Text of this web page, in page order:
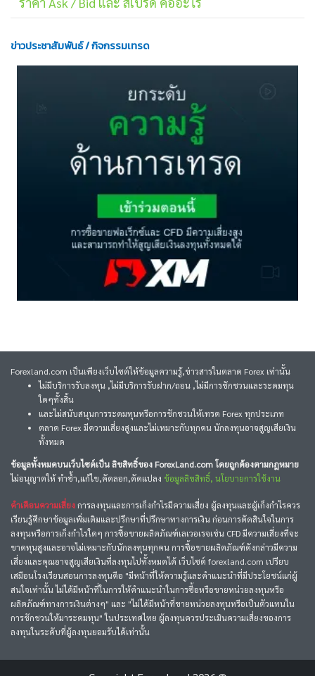
ข่าวประชาสัมพันธ์ / กิจกรรมเทรด
Forexland.com เป็นเพียงเว็บไซต์ให้ข้อมูลความรู้,ข่าวสารในตลาด Forex เท่านั้น
ไม่มีบริการรับลงทุน ,ไม่มีบริการรับฝาก/ถอน ,ไม่มีการชักชวนและระดมทุน
ใดๆทั้งสิ้น
และไม่สนับสนุนการระดมทุนหรือการชักชวนให้เทรด Forex ทุกประเภท
ตลาด Forex มีความเสี่ยงสูงและไม่เหมาะกับทุกคน นักลงทุนอาจสูญเสียเงิน
ทั้งหมด
ข้อมูลทั้งหมดบนเว็บไซต์เป็น ลิขสิทธิ์ของ ForexLand.com โดยถูกต้องตามกฎหมาย
ไม่อนุญาตให้ ทำซ้ำ,แก้ไข,คัดลอก,ดัดแปลง ข้อมูลลิขสิทธิ์, นโยบายการใช้งาน
คำเตือนความเสี่ยงการลงทุนและการเก็งกำไรมีความเสี่ยง ผู้ลงทุนและผู้เก็งกำไรควร
เรียนรู้ศึกษาข้อมูลเพิ่มเติมและปรึกษาที่ปรึกษาทางการเงิน ก่อนการตัดสินใจในการ
ลงทุนหรือการเก็งกำไรใดๆ การซื้อขายผลิตภัณฑ์เลเวอเรจเช่น CFD มีความเสี่ยงที่จะ
ขาดทุนสูงและอาจไม่เหมาะกับนักลงทุนทุกคน การซื้อขายผลิตภัณฑ์ดังกล่าวมีความ
เสี่ยงและคุณอาจสูญเสียเงินที่ลงทุนไปทั้งหมดได้ เว็บไซต์ forexland.com เปรียบ
เสมือนโรงเรียนสอนการลงทุนคือ "มีหน้าที่ให้ความรู้และคำแนะนำที่มีประโยชน์แก่ผู้
สนใจเท่านั้น ไม่ได้มีหน้าที่ในการให้คำแนะนำในการซื้อหรือขายหน่วยลงทุนหรือ
ผลิตภัณฑ์ทางการเงินต่างๆ" และ "ไม่ได้มีหน้าที่ขายหน่วยลงทุนหรือเป็นตัวแทนใน
การชักชวนให้มาระดมทุน" ในประเทศไทย ผู้ลงทุนควรประเมินความเสี่ยงของการ
ลงทุนในระดับที่ผู้ลงทุนยอมรับได้เท่านั้น